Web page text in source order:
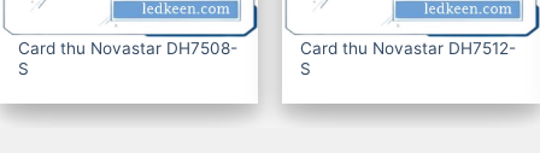
Card thu Novastar DH7508-
S
Card thu Novastar DH7512-
S